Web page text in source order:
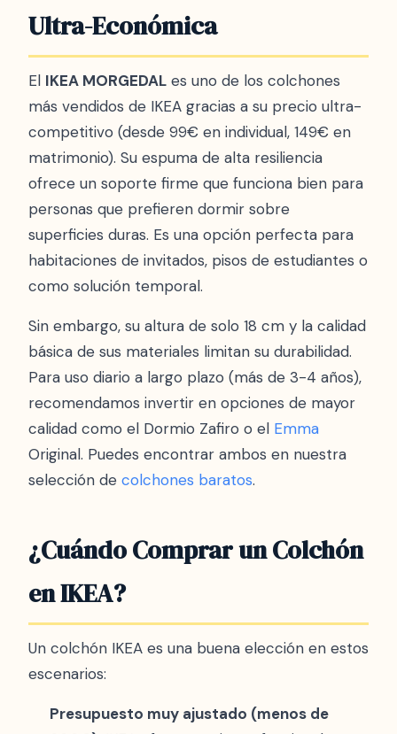
Ultra-Económica
El IKEA MORGEDAL es uno de los colchones
más vendidos de IKEA gracias a su precio ultra-
competitivo (desde 99€ en individual, 149€ en
matrimonio). Su espuma de alta resiliencia
ofrece un soporte firme que funciona bien para
personas que prefieren dormir sobre
superficies duras. Es una opción perfecta para
habitaciones de invitados, pisos de estudiantes o
como solución temporal.
Sin embargo, su altura de solo 18 cm y la calidad
básica de sus materiales limitan su durabilidad.
Para uso diario a largo plazo (más de 3-4 años),
recomendamos invertir en opciones de mayor
calidad como el Dormio Zafiro o el Emma
Original. Puedes encontrar ambos en nuestra
selección de colchones baratos.
¿Cuándo Comprar un Colchón
en IKEA?
Un colchón IKEA es una buena elección en estos
escenarios:
Presupuesto muy ajustado (menos de